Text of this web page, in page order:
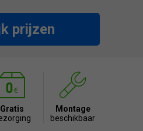
prijzen
Gratis
Montage
beschikbaar